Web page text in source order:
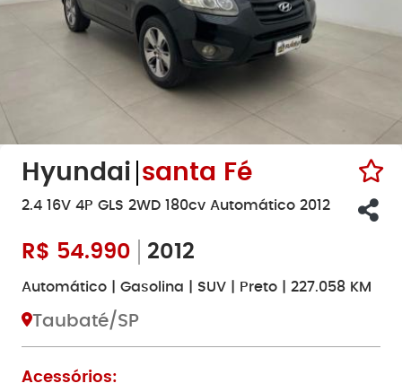
Hyundai santa Fé
2.4 16V 4P GLS 2WD 180cv Automático 2012
R$ 54.990 2012
Automático | Gasolina | SUV | Preto | 227.058 KM
Taubaté/SP
Acessórios: